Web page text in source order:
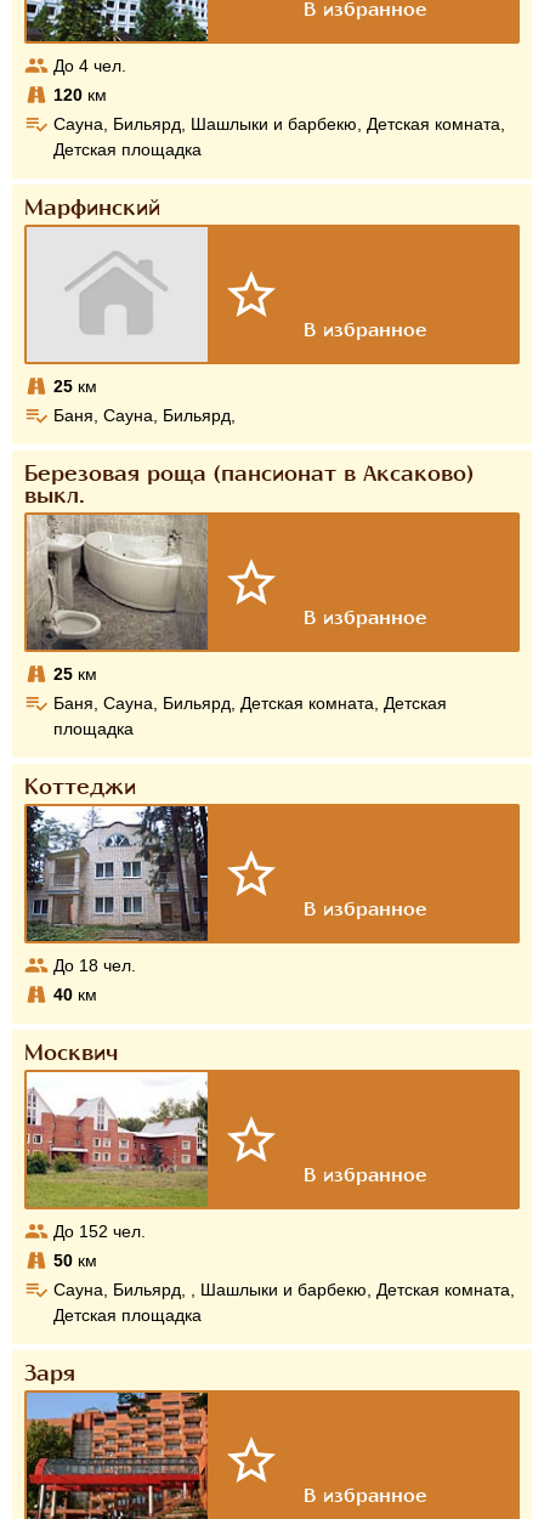
До 4 чел.
120 км
Сауна, Бильярд, Шашлыки и барбекю, Детская комната,
Детская площадка
Марфинский
25 км
Баня, Сауна, Бильярд,
Березовая роща (пансионат в Аксаково)
выкл.
25 км
Баня, Сауна, Бильярд, Детская комната, Детская
площадка
Коттеджи
До 18 чел.
40 км
Москвич
До 152 чел.
50 км
Сауна, Бильярд, , Шашлыки и барбекю, Детская комната,
Детская площадка
Заря